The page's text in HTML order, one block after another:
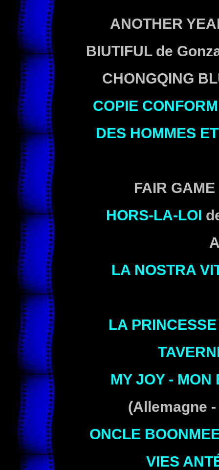
ANOTHER
BIUTIFUL de
CHONGQING
COPIE
DES HOMMES
FAIR
HORS-LA-LOI
LA NOSTRA
LA
MY JOY - MON
(Allemagne
ONCLE
VIES